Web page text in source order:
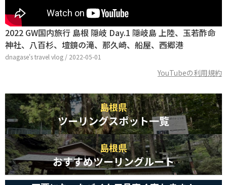
2022 GW国内旅行 島根 隠岐 Day.1 隠岐島 上陸、玉若酢命
神社、八百杉、壇鏡の滝、那久崎、船屋、西郷港
dnagase's travel vlog / 2022-05-01
YouTubeの利用規約
島根県
ツーリングスポット一覧
島根県
おすすめツーリングルート